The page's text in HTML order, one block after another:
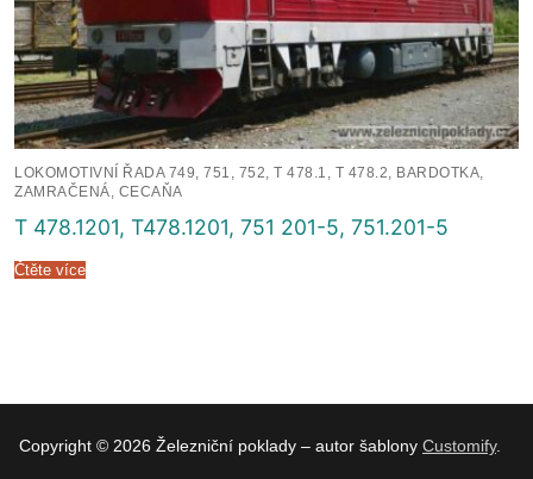
LOKOMOTIVNÍ ŘADA 749, 751, 752, T 478.1, T 478.2, BARDOTKA,
ZAMRAČENÁ, CECAŇA
T 478.1201, T478.1201, 751 201-5, 751.201-5
Čtěte více
Copyright © 2026 Železniční poklady – autor šablony Customify.